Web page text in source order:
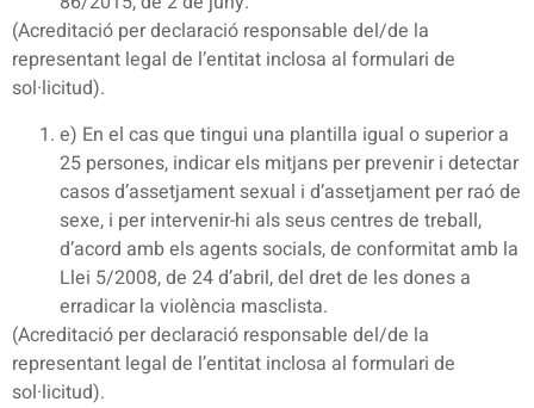
(Acreditació per declaració responsable del/de la
representant legal de l’entitat inclosa al formulari de
sol·licitud).
e) En el cas que tingui una plantilla igual o superior a
25 persones, indicar els mitjans per prevenir i detectar
casos d’assetjament sexual i d’assetjament per raó de
sexe, i per intervenir-hi als seus centres de treball,
d’acord amb els agents socials, de conformitat amb la
Llei 5/2008, de 24 d’abril, del dret de les dones a
erradicar la violència masclista.
(Acreditació per declaració responsable del/de la
representant legal de l’entitat inclosa al formulari de
sol·licitud).